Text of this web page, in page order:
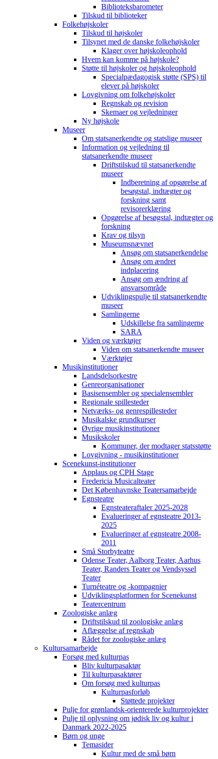
Biblioteksbarometer
Tilskud til biblioteker
Folkehøjskoler
Tilskud til højskoler
Tilsynet med de danske folkehøjskoler
Klager over højskoleophold
Hvem kan komme på højskole?
Støtte til højskoler og højskoleophold
Specialpædagogisk støtte (SPS) til
elever på højskoler
Lovgivning om folkehøjskoler
Regnskab og revision
Skemaer og vejledninger
Ny højskole
Museer
Om statsanerkendte og statslige museer
Information og vejledning til
statsanerkendte museer
Driftstilskud til statsanerkendte
museer
Indberetning af opgørelse af
besøgstal, indtægter og
forskning samt
revisorerklæring
Opgørelse af besøgstal, indtægter og
forskning
Krav og tilsyn
Museumsnævnet
Ansøg om statsanerkendelse
Ansøg om ændret
indplacering
Ansøg om ændring af
ansvarsområde
Udviklingspulje til statsanerkendte
museer
Samlingerne
Udskillelse fra samlingerne
SARA
Viden og værktøjer
Viden om statsanerkendte museer
Værktøjer
Musikinstitutioner
Landsdelsorkestre
Genreorganisationer
Basisensembler og specialensembler
Regionale spillesteder
Netværks- og genrespillesteder
Musikalske grundkurser
Øvrige musikinstitutioner
Musikskoler
Kommuner, der modtager statsstøtte
Lovgivning - musikinstitutioner
Scenekunst-institutioner
Applaus og CPH Stage
Fredericia Musicalteater
Det Københavnske Teatersamarbejde
Egnsteatre
Egnsteateraftaler 2025-2028
Evalueringer af egnsteatre 2013-
2025
Evalueringer af egnsteatre 2008-
2011
Små Storbyteatre
Odense Teater, Aalborg Teater, Aarhus
Teater, Randers Teater og Vendsyssel
Teater
Turnéteatre og -kompagnier
Udviklingsplatformen for Scenekunst
Teatercentrum
Zoologiske anlæg
Driftstilskud til zoologiske anlæg
Aflæggelse af regnskab
Rådet for zoologiske anlæg
Kultursamarbejde
Forsøg med kulturpas
Bliv kulturpasaktør
Til kulturpasaktører
Om forsøg med kulturpas
Kulturpasforløb
Støttede projekter
Pulje for grønlandsk-orienterede kulturprojekter
Pulje til oplysning om jødisk liv og kultur i
Danmark 2022-2025
Børn og unge
Temasider
Kultur med de små børn